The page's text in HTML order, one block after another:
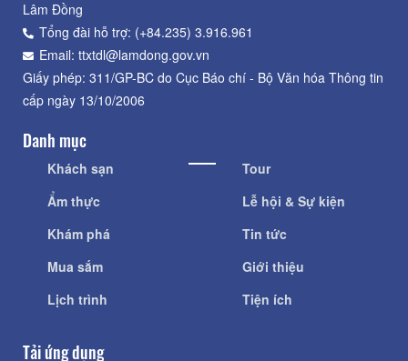
Lâm Đồng
Tổng đài hỗ trợ: (+84.235) 3.916.961
Email: ttxtdl@lamdong.gov.vn
Giấy phép: 311/GP-BC do Cục Báo chí - Bộ Văn hóa Thông tin
cấp ngày 13/10/2006
Danh mục
Khách sạn
Ẩm thực
Khám phá
Mua sắm
Lịch trình
Tour
Lễ hội & Sự kiện
Tin tức
Giới thiệu
Tiện ích
Tải ứng dụng